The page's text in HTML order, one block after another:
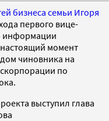
бизнеса семьи Игоря
первого вице-
информации
настоящий момент
чиновника на
по
выступил глава